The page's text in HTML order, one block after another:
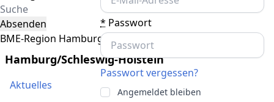
* Passwort
Passwort vergessen?
Angemeldet bleiben
Absenden
BME-Region Hamburg/Schleswig-Holstein
Hamburg/Schleswig-Holstein
Aktuelles